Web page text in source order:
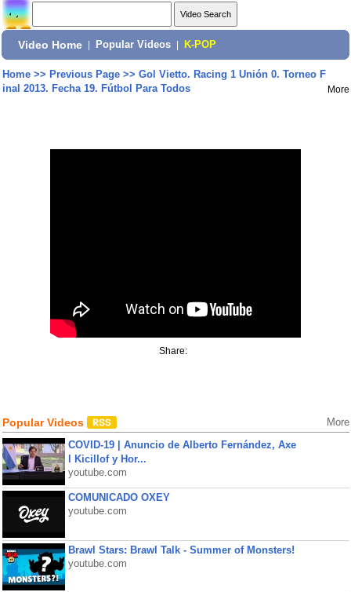
Video Home Popular Videos K-POP
Home>> Previous Page>> Gol Vietto. Racing 1 Unión 0. Torneo F
inal 2013. Fecha 19. Fútbol Para Todos
More
Share:
Popular Videos More
COVID-19 | Anuncio de Alberto Fernández, Axe
l Kicillof y Hor...
youtube.com
COMUNICADO OXEY
youtube.com
Brawl Stars: Brawl Talk - Summer of Monsters!
youtube.com